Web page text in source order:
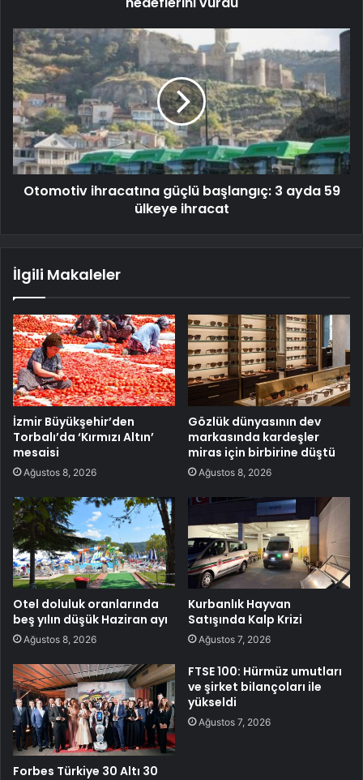
Otomotiv ihracatına güçlü başlangıç: 3 ayda 59
ülkeye ihracat
İlgili Makaleler
İzmir Büyükşehir’den
Torbalı’da ‘Kırmızı Altın’
mesaisi
Ağustos 8, 2026
Gözlük dünyasının dev
markasında kardeşler
miras için birbirine düştü
Ağustos 8, 2026
Otel doluluk oranlarında
beş yılın düşük Haziran ayı
Ağustos 8, 2026
Kurbanlık Hayvan
Satışında Kalp Krizi
Ağustos 7, 2026
Forbes Türkiye 30 Altı 30
FTSE 100: Hürmüz umutları
ve şirket bilançoları ile
yükseldi
Ağustos 7, 2026